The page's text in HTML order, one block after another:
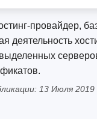
провайдер,
деятельность
13 Июля 2019